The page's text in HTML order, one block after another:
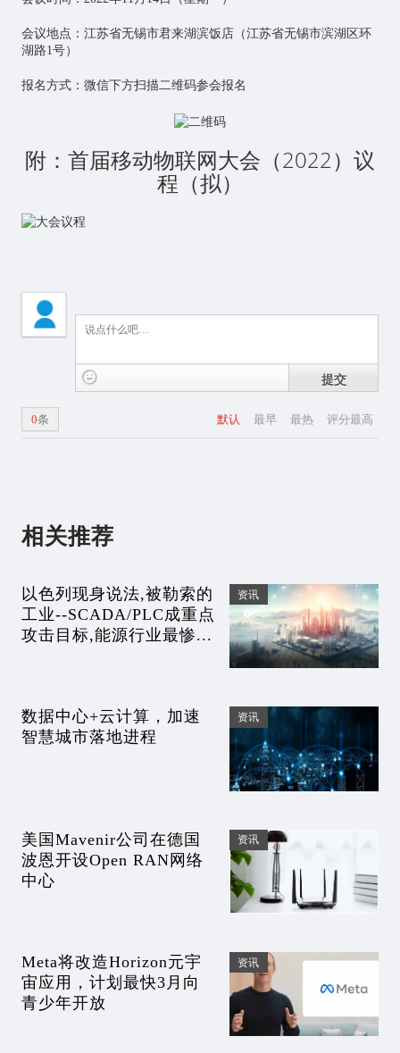
会议地点：江苏省无锡市君来湖滨饭店（江苏省无锡市滨湖区环
湖路1号）
报名方式：微信下方扫描二维码参会报名
附：首届移动物联网大会（2022）议
程（拟）
提交
默认 最早 最热 评分最高
0条
相关推荐
以色列现身说法,被勒索的
工业--SCADA/PLC成重点
攻击目标,能源行业最惨...
资讯
数据中心+云计算，加速
智慧城市落地进程
资讯
美国Mavenir公司在德国
波恩开设Open RAN网络
中心
资讯
Meta将改造Horizon元宇
宙应用，计划最快3月向
青少年开放
资讯